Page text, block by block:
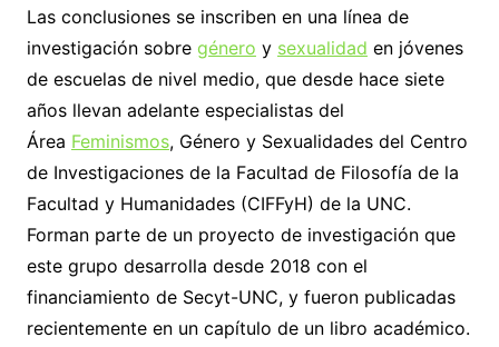
Las conclusiones se inscriben en una línea de
investigación sobre género y sexualidad en jóvenes
de escuelas de nivel medio, que desde hace siete
años llevan adelante especialistas del
Área Feminismos, Género y Sexualidades del Centro
de Investigaciones de la Facultad de Filosofía de la
Facultad y Humanidades (CIFFyH) de la UNC.
Forman parte de un proyecto de investigación que
este grupo desarrolla desde 2018 con el
financiamiento de Secyt-UNC, y fueron publicadas
recientemente en un capítulo de un libro académico.